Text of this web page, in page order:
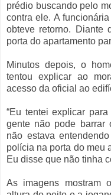
prédio buscando pelo
contra ele. A
obteve retorno. Diante
porta do apartamento
Minutos depois, o
tentou explicar ao
acesso da oficial ao
“Eu tentei explicar
gente não pode barrar
não estava
polícia na porta do meu
Eu disse que não tinha
As imagens mostram